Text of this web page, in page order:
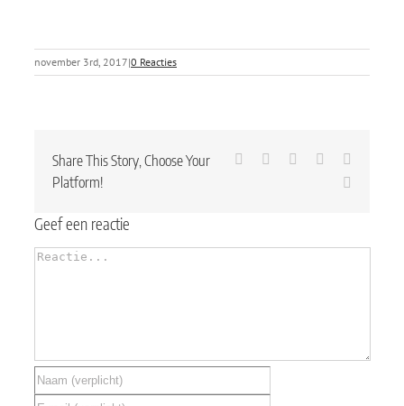
november 3rd, 2017|0 Reacties
Share This Story, Choose Your
Platform!
Facebook LinkedIn
Tumblr
Geef een reactie
Reactie